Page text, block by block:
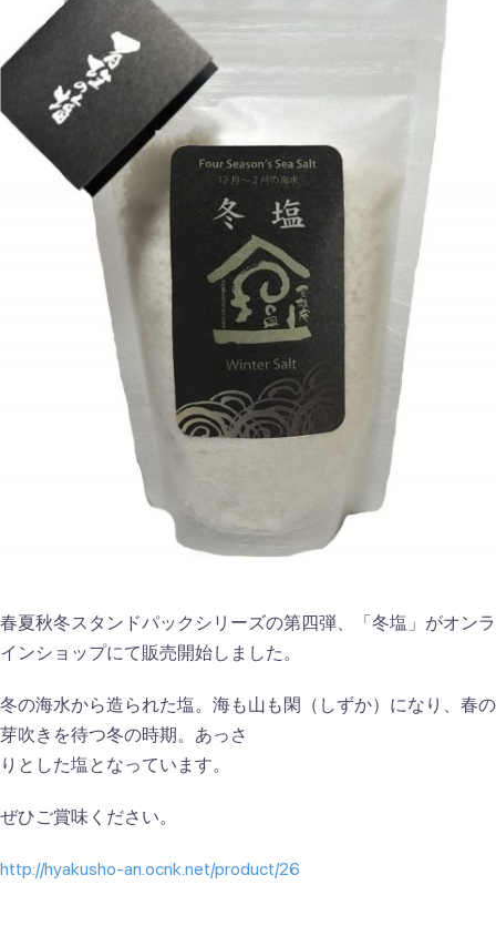
春夏秋冬スタンドパックシリーズの第四弾、「冬塩」がオンラ
インショップにて販売開始しました。
冬の海水から造られた塩。海も山も閑（しずか）になり、春の
芽吹きを待つ冬の時期。あっさ
りとした塩となっています。
ぜひご賞味ください。
http://hyakusho-an.ocnk.net/product/26